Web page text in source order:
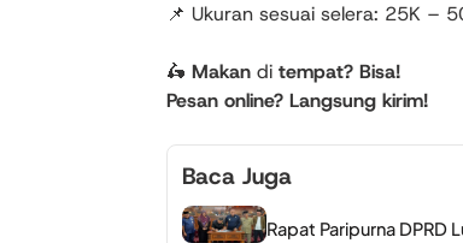
📌 Ukuran sesuai selera: 25K –
🛵 Makan di tempat? Bisa!
Pesan online? Langsung kirim!
Baca Juga
Rapat Paripurna DPRD